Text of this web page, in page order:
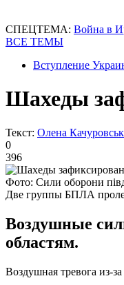
СПЕЦТЕМА: Война в
ВСЕ ТЕМЫ
Вступление
Шахеды
Текст: Олена
0
396
Фото: Сили оборони
Две группы БПЛА
Воздушные
областям.
Воздушная тревога из-